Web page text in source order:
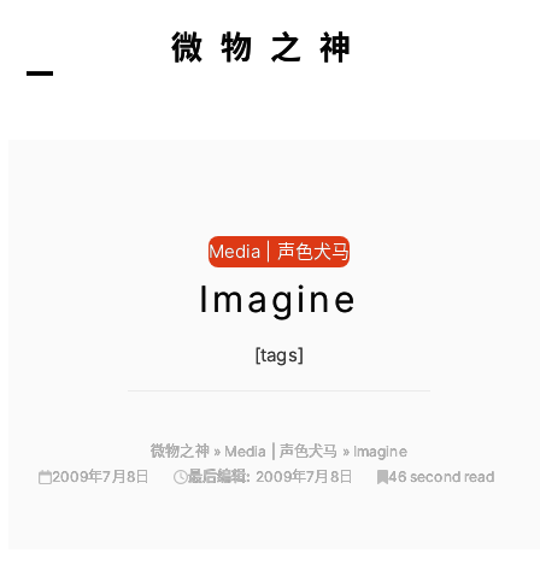
微物之神
Media | 声色犬马
Imagine
[tags]
微物之神 » Media | 声色犬马 » Imagine
2009年7月8日
最后编辑: 2009年7月8日 46 second read